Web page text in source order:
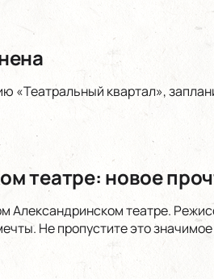
«Театральный квартал»,
театре: новое
Александринском театре.
Не пропустите это